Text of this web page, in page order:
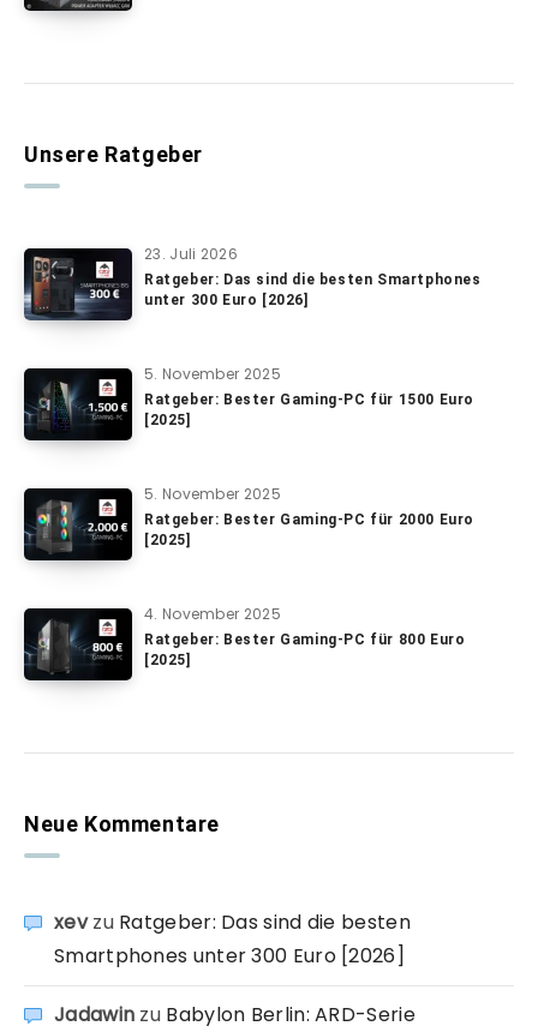
Unsere Ratgeber
23. Juli 2026
Ratgeber: Das sind die besten Smartphones
unter 300 Euro [2026]
5. November 2025
Ratgeber: Bester Gaming-PC für 1500 Euro
[2025]
5. November 2025
Ratgeber: Bester Gaming-PC für 2000 Euro
[2025]
4. November 2025
Ratgeber: Bester Gaming-PC für 800 Euro
[2025]
Neue Kommentare
xevzu Ratgeber: Das sind die besten
Smartphones unter 300 Euro [2026]
Jadawin zu Babylon Berlin: ARD-Serie